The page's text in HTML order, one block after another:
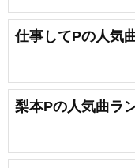
仕事してPの人気
梨本Pの人気曲ラ